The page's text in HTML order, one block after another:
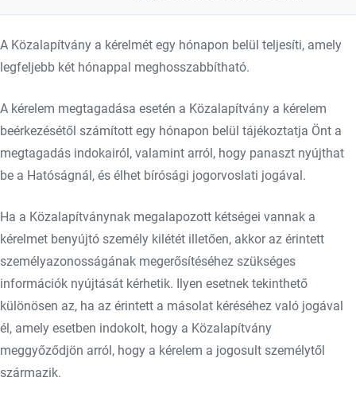
A Közalapítvány a kérelmét egy hónapon belül teljesíti, amely
legfeljebb két hónappal meghosszabbítható.
A kérelem megtagadása esetén a Közalapítvány a kérelem
beérkezésétől számított egy hónapon belül tájékoztatja Önt a
megtagadás indokairól, valamint arról, hogy panaszt nyújthat
be a Hatóságnál, és élhet bírósági jogorvoslati jogával.
Ha a Közalapítványnak megalapozott kétségei vannak a
kérelmet benyújtó személy kilétét illetően, akkor az érintett
személyazonosságának megerősítéséhez szükséges
információk nyújtását kérhetik. Ilyen esetnek tekinthető
különösen az, ha az érintett a másolat kéréséhez való jogával
él, amely esetben indokolt, hogy a Közalapítvány
meggyőződjön arról, hogy a kérelem a jogosult személytől
származik.